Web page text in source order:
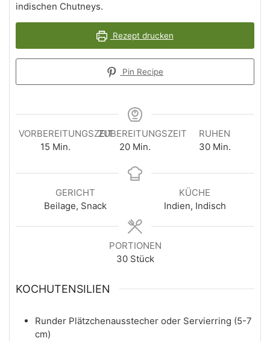
indischen Chutneys.
Rezept drucken
Pin Recipe
VORBEREITUNGSZEIT
15 Minuten
Min.
ZUBEREITUNGSZEIT
20Minuten
Min.
RUHEN
30Minuten
Min.
GERICHT
Beilage, Snack
KÜCHE
Indien, Indisch
PORTIONEN
30 Stück
KOCHUTENSILIEN
Runder Plätzchenausstecher oder Servierring (5-7
cm)